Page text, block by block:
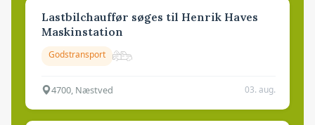
Lastbilchauffør søges til Henrik Haves
Maskinstation
Godstransport
4700, Næstved 03. aug.